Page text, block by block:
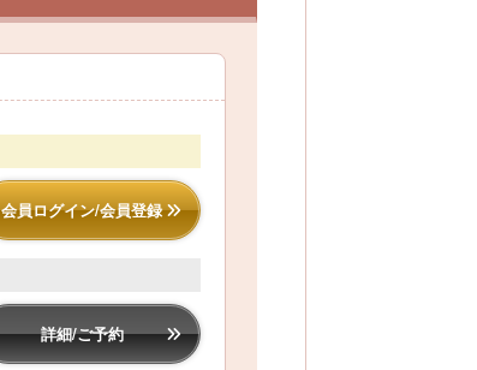
会員ログイン/会員登録
詳細/ご予約